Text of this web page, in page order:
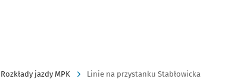
Rozkłady jazdy MPK Linie na przystanku Stabłowicka